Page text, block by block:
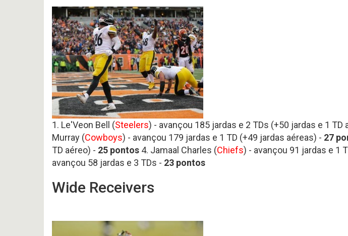
1. Le'Veon Bell (Steelers) - avançou 185 jardas e 2 TDs (+50 jardas e 1 TD
Murray (Cowboys) - avançou 179 jardas e 1 TD (+49 jardas aéreas) - 27
TD aéreo) - 25 pontos 4. Jamaal Charles (Chiefs) - avançou 91 jardas e 1
avançou 58 jardas e 3 TDs - 23 pontos
Wide Receivers